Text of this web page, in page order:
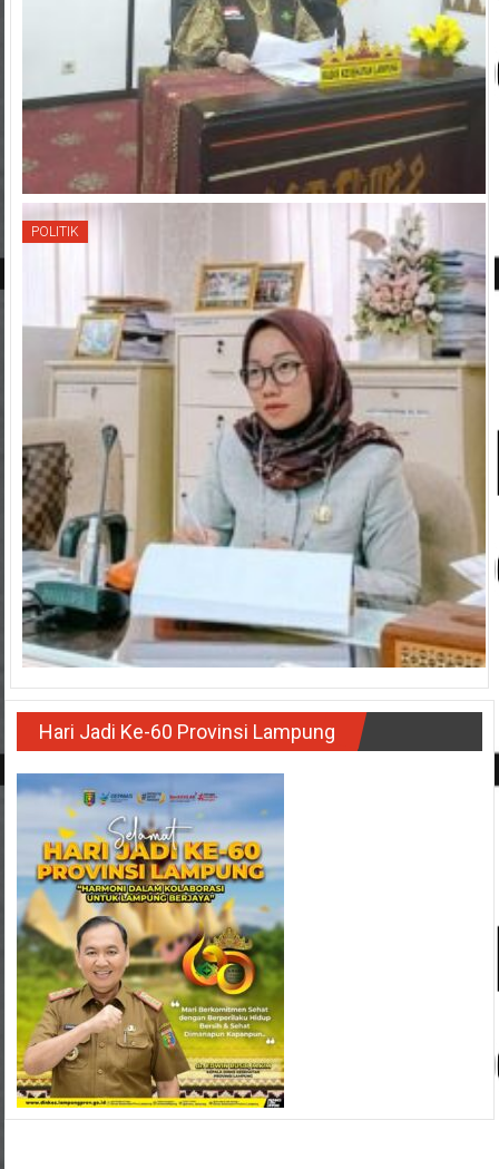
POLITIK
Hari Jadi Ke-60 Provinsi Lampung